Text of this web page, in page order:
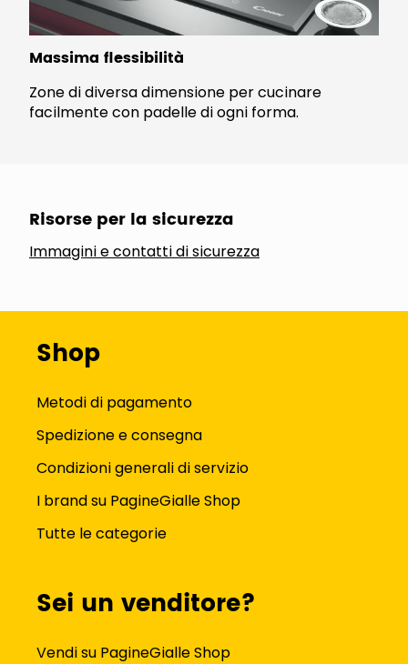
Massima flessibilità
Zone di diversa dimensione per cucinare
facilmente con padelle di ogni forma.
Risorse per la sicurezza
Immagini e contatti di sicurezza
Shop
Metodi di pagamento
Spedizione e consegna
Condizioni generali di servizio
I brand su PagineGialle Shop
Tutte le categorie
Sei un venditore?
Vendi su PagineGialle Shop